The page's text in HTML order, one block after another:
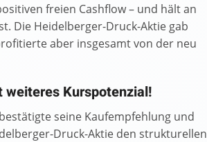
freien Cashflow – und hält an
Die Heidelberger-Druck-Aktie gab
aber insgesamt von der neu
Kurspotenzial!
seine Kaufempfehlung und
Druck-Aktie den strukturellen